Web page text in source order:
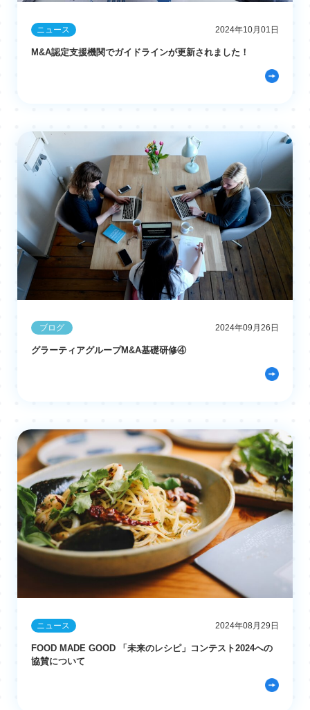
ニュース 2024年10月01日
M&A認定支援機関でガイドラインが更新されました！
ブログ 2024年09月26日
グラーティアグループM&A基礎研修④
ニュース 2024年08月29日
FOOD MADE GOOD 「未来のレシピ」コンテスト2024への
協賛について